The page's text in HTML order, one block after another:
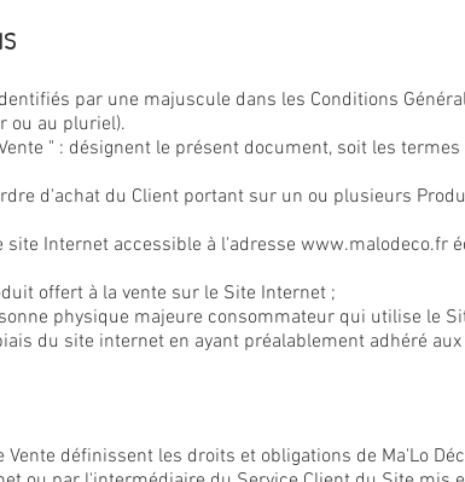
par une majuscule dans les Conditions
ou au pluriel).
" : désignent le présent document, soit les
d'achat du Client portant sur un ou plusieurs
site Internet accessible à l'adresse www.malodeco.fr
offert à la vente sur le Site Internet ;
physique majeure consommateur qui utilise le
du site internet en ayant préalablement adhéré aux
Vente définissent les droits et obligations de Ma'Lo